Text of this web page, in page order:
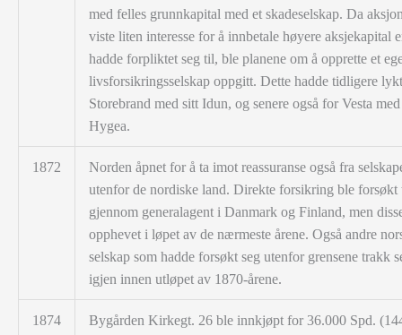
med felles grunnkapital med et skadeselskap. Da
viste liten interesse for å innbetale høyere aksjekapital
hadde forpliktet seg til, ble planene om å opprette et
livsforsikringsselskap oppgitt. Dette hadde tidligere
Storebrand med sitt Idun, og senere også for Vesta
Hygea.
1872
Norden åpnet for å ta imot reassuranse også fra
utenfor de nordiske land. Direkte forsikring ble forsøkt
gjennom generalagent i Danmark og Finland, men
opphevet i løpet av de nærmeste årene. Også andre
selskap som hadde forsøkt seg utenfor grensene trakk
igjen innen utløpet av 1870-årene.
1874
Bygården Kirkegt. 26 ble innkjøpt for 36.000 Spd.